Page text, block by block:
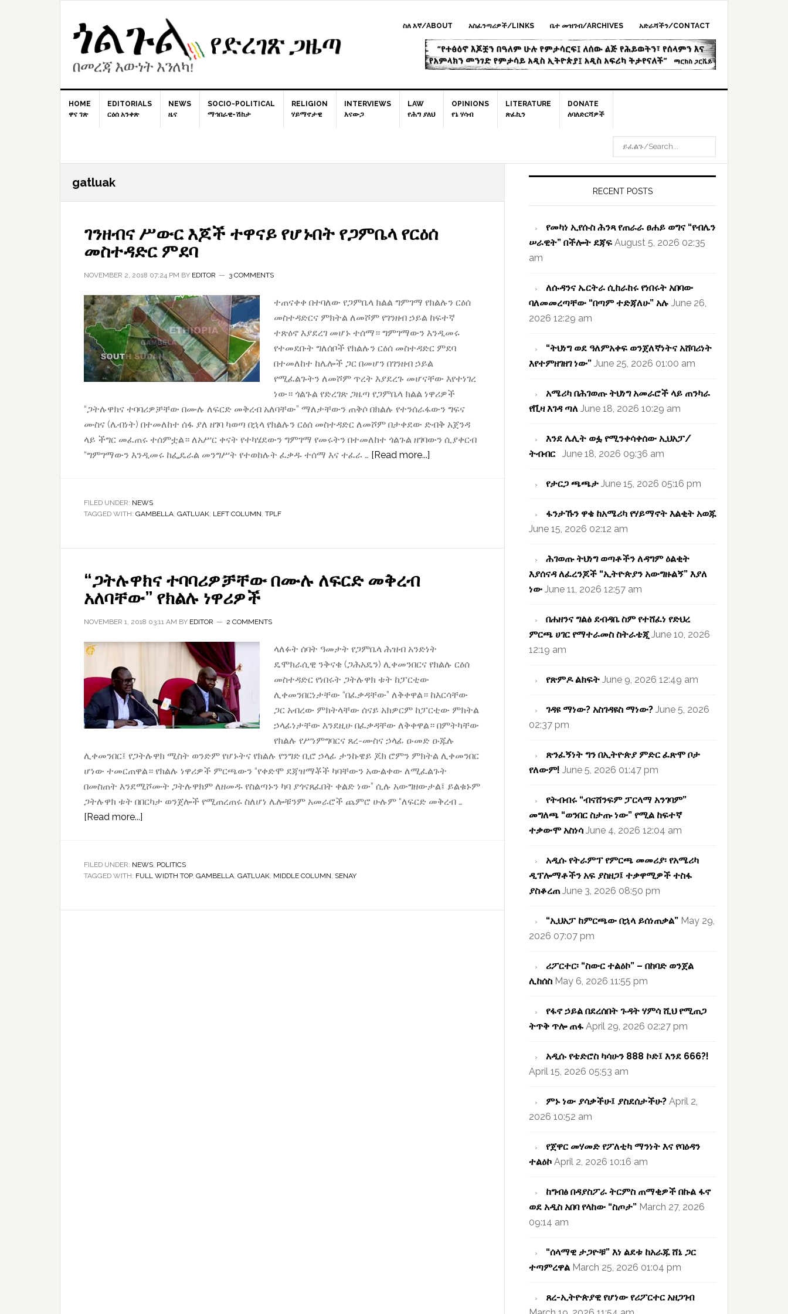
ስለ እኛ/ABOUT አስፈንጣሪዎች/LINKS ቤተ መዝገብ/ARCHIVES አድራሻችን/CONTACT
HOME
ዋና ገጽ
EDITORIALS
ርዕሰ አንቀጽ
NEWS
ዜና
SOCIO-POLITICAL
ማኅበራዊ-ሽከታ
RELIGION
ሃይማኖታዊ
INTERVIEWS
እናውጋ
LAW
የሕግ ያለህ
OPINIONS
የኔ ሃሳብ
LITERATURE
ጽፈኪን
DONATE
ለባለድርሻዎች
gatluak
ገንዘብና ሥውር እጆች ተዋናይ የሆኑበት የጋምቤላ የርዕሰ
መስተዳድር ምደባ
NOVEMBER 2, 2018 07:24 PM BY EDITOR 3 COMMENTS
ተጠናቀቀ በተባለው የጋምቤላ ክልል ግምገማ የክልሉን ርዕሰ
መስተዳድርና ምክትል ለመሾም የገንዘብ ኃይል ከፍተኛ
ተጽዕኖ እያደረገ መሆኑ ተሰማ። ግምገማውን እንዲመሩ
የተመደቡት ግለሰቦች የክልሉን ርዕሰ መስተዳድር ምደባ
በተመለከተ ከሌሎች ጋር በመሆን በገንዘብ ኃይል
የሚፈልጉትን ለመሾም ጥረት እያደረጉ መሆናቸው እየተነገረ
ነው። ጎልጉል የድረገጽ ጋዜጣ የጋምቤላ ክልል ነዋሪዎች
“ጋትሉዋክና ተባባሪዎቻቸው በሙሉ ለፍርድ መቅረብ አለባቸው” ማለታቸውን ጠቅሶ በክልሉ የተንሰራፋውን ግፍና
ሙስና (ሌብነት) በተመለከተ ሰፋ ያለ ዘገባ ካወጣ በኋላ የክልሉን ርዕሰ መስተዳድር ለመሾም በታቀደው ድብቅ አጀንዳ
ላይ ችግር መፈጠሩ ተሰምቷል። ለአሥር ቀናት የተካሄደውን ግምገማ የመሩትን በተመለከተ ጎልጉል ዘገባውን ሲያቀርብ
“ግምገማውን እንዲመሩ ከፌዴራል መንግሥት የተወከሉት ፈቃዱ ተሰማ እና ተፈራ … [Read more...]
የጋምቤላ
FILED UNDER: NEWS
TAGGED WITH: GAMBELLA, GATLUAK, LEFT COLUMN, TPLF
“ጋትሉዋክና ተባባሪዎቻቸው በሙሉ ለፍርድ መቅረብ
አለባቸው” የክልሉ ነዋሪዎች
NOVEMBER 1, 2018 03:11 AM BY EDITOR 2 COMMENTS
ላለፉት ሰባት ዓመታት የጋምቤላ ሕዝብ አንድነት
ዴሞክራሲዊ ንቅናቄ (ጋሕአዴን) ሊቀመንበርና የክልሉ ርዕሰ
መስተዳድር የነበሩት ጋትሉዋክ ቱት ከፓርቲው
ሊቀመንበርነታቸው “በፈቃዳቸው” ለቅቀዋል። ከእርሳቸው
ጋር አብረው ምክትላቸው ሰናይ አክዎርም ከፓርቲው ምክትል
ኃላፊነታቸው እንደዚሁ በፈቃዳቸው ለቅቀዋል። በምትካቸው
የክልሉ የሥነምግባርና ጸረ-ሙስና ኃላፊ ዑመድ ዑጁሉ
ሊቀመንበር፤ የጋትሉዋክ ሚስት ወንድም የሆኑትና የክልሉ የንግድ ቢሮ ኃላፊ ታንኩዌይ ጆክ ሮምን ምክትል ሊቀመንበር
ሆነው ተመርጠዋል። የክልሉ ነዋሪዎች ምርጫውን “የቀድሞ ደጃዝማቾች ካባቸውን አውልቀው ለሚፈልጉት
በመስጠት እንደሚሾሙት ጋትሉዋክም ለዘመዱ የስልጣኑን ካባ ያጎናጸፈበት ቀልድ ነው” ሲሉ አውግዘውታል፤ ይልቁኑም
ጋትሉዋክ ቱት በበርካታ ወንጀሎች የሚጠረጠሩ ስለሆነ ሌሎቹንም አመራሮች ጨምሮ ሁሉም “ለፍርድ መቅረብ …
[Read more...]
በሙሉ
ለፍርድ
አለባቸው”
FILED UNDER: NEWS, POLITICS
TAGGED WITH: FULL WIDTH TOP, GAMBELLA, GATLUAK, MIDDLE COLUMN, SENAY
RECENT POSTS
የመካነ ኢየሱስ ሕንጻ የጠራራ ፀሐይ ወግና “የብሌን
ሠራዊት” በችሎት ደጃፍ August 5, 2026 02:35
am
ለሱዳንና ኤርትራ ሲከራከሩ የነበሩት አበባው
ባለመመረጣቸው “በጣም ተድጃለሁ” አሉ June 26,
2026 12:29 am
“ትህነግ ወደ ዓለምአቀፍ ወንጀለኛነትና አሸባሪነት
እየተምዘገዘገ ነው” June 25, 2026 01:00 am
አሜሪካ በሕገወጡ ትህነግ አመራሮች ላይ ጠንካራ
የቪዛ እገዳ ጣለ June 18, 2026 10:29 am
እንደ ሌሊት ወፏ የሚንቀሳቀሰው ኢህአፓ/
ትብብር June 18, 2026 09:36 am
የታርጋ ጫጫታ June 15, 2026 05:16 pm
ፋንታኹን ዋቄ ከአሜሪካ የሃይማኖት እልቂት አወጁ
June 15, 2026 02:12 am
ሕገወጡ ትህነግ ወጣቶችን ለዳግም ዕልቂት
እያሰናዳ ለፈረንጆች “ኢትዮጵያን አውግዙልኝ” እያለ
ነው June 11, 2026 12:57 am
በሐዘንና ግልፅ ደብዳቤ ስም የተሸፈነ የድህረ
ምርጫ ሀገር የማተራመስ ስትራቴጂ June 10, 2026
12:19 am
የጽምዶ ልክፍት June 9, 2026 12:49 am
ገዳዩ ማነው? አስገዳዩስ ማነው? June 5, 2026
02:37 pm
ጽንፈኝነት ግን በኢትዮጵያ ምድር ፈጽሞ ቦታ
የለውም! June 5, 2026 01:47 pm
የትብብሩ “ብናሸንፍም ፓርላማ አንገባም”
መግለጫ “ወንበር ስታጡ ነው” የሚል ከፍተኛ
ተቃውሞ አስነሳ June 4, 2026 12:04 am
አዲሱ የትራምፕ የምርጫ መመሪያ፡ የአሜሪካ
ዲፕሎማቶችን አፍ ያስዘጋ፤ ተቃዋሚዎች ተስፋ
ያስቆረጠ June 3, 2026 08:50 pm
“ኢህአፓ ከምርጫው በኋላ ይሰነጠቃል” May 29,
2026 07:07 pm
ሪፖርተር፡ “ስውር ተልዕኮ” – በከባድ ወንጀል
ሊከሰስ May 6, 2026 11:55 pm
የፋኖ ኃይል በደረሰበት ጉዳት ሃምሳ ሺህ የሚጠጋ
ትጥቅ ጥሎ ጠፋ April 29, 2026 02:27 pm
አዲሱ የቴድሮስ ካሳሁን 888 ኮድ፤ እንደ 666?!
April 15, 2026 05:53 am
ምኑ ነው ያሳቃችሁ፤ ያስደሰታችሁ? April 2,
2026 10:52 am
የጀዋር መሃመድ የፖለቲካ ማንነት እና የባዕዳን
ተልዕኮ April 2, 2026 10:16 am
ከግብፅ በዳያስፖራ ትርምስ ጠማቂዎች በኩል ፋኖ
ወደ አዲስ አበባ የላከው “ስጦታ” March 27, 2026
09:14 am
“ሰላማዊ ታጋዮቹ” እነ ልደቱ ከአራጁ ሸኔ ጋር
ተጣምረዋል March 25, 2026 01:04 pm
ጸረ-ኢትዮጵያዊ የሆነው የሪፖርተር አዘጋገብ